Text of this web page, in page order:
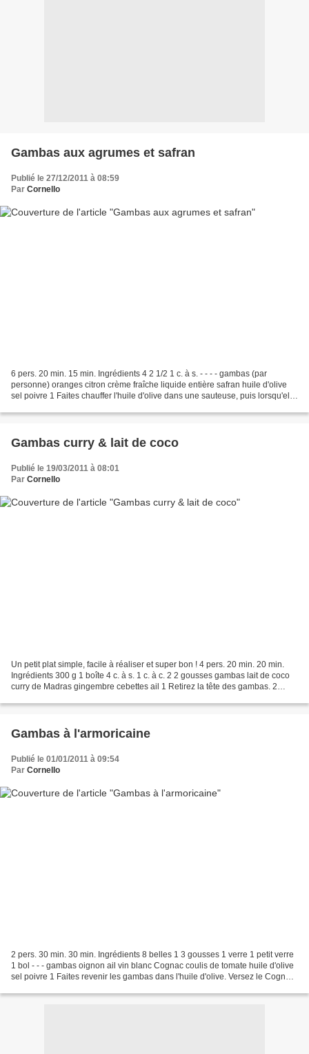
Gambas aux agrumes et safran
Publié le 27/12/2011 à 08:59
Par Cornello
6 pers. 20 min. 15 min. Ingrédients 4 2 1/2 1 c. à s. - - - - gambas (par
personne) oranges citron crème fraîche liquide entière safran huile d'olive
sel poivre 1 Faites chauffer l'huile d'olive dans une sauteuse, puis lorsqu'elle
Gambas curry & lait de coco
Publié le 19/03/2011 à 08:01
Par Cornello
Un petit plat simple, facile à réaliser et super bon ! 4 pers. 20 min. 20 min.
Ingrédients 300 g 1 boîte 4 c. à s. 1 c. à c. 2 2 gousses gambas lait de coco
curry de Madras gingembre cebettes ail 1 Retirez la tête des gambas. 2
Gambas à l'armoricaine
Publié le 01/01/2011 à 09:54
Par Cornello
2 pers. 30 min. 30 min. Ingrédients 8 belles 1 3 gousses 1 verre 1 petit verre
1 bol - - - gambas oignon ail vin blanc Cognac coulis de tomate huile d'olive
sel poivre 1 Faites revenir les gambas dans l'huile d'olive. Versez le Cognac